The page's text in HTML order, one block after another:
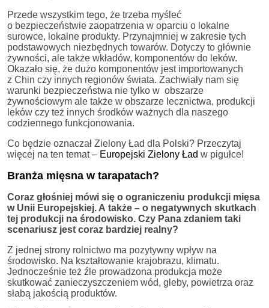
Przede wszystkim tego, że trzeba myśleć
o bezpieczeństwie zaopatrzenia w oparciu o lokalne
surowce, lokalne produkty. Przynajmniej w zakresie tych
podstawowych niezbędnych towarów. Dotyczy to głównie
żywności, ale także wkładów, komponentów do leków.
Okazało się, że dużo komponentów jest importowanych
z Chin czy innych regionów świata. Zachwiały nam się
warunki bezpieczeństwa nie tylko w obszarze
żywnościowym ale także w obszarze lecznictwa, produkcji
leków czy też innych środków ważnych dla naszego
codziennego funkcjonowania.
Co będzie oznaczał Zielony Ład dla Polski? Przeczytaj
więcej na ten temat – Europejski Zielony Ład w pigułce!
Branża mięsna w tarapatach?
Coraz głośniej mówi się o ograniczeniu produkcji mięsa
w Unii Europejskiej. A także – o negatywnych skutkach
tej produkcji na środowisko. Czy Pana zdaniem taki
scenariusz jest coraz bardziej realny?
Z jednej strony rolnictwo ma pozytywny wpływ na
środowisko. Na kształtowanie krajobrazu, klimatu.
Jednocześnie też źle prowadzona produkcja może
skutkować zanieczyszczeniem wód, gleby, powietrza oraz
słabą jakością produktów.